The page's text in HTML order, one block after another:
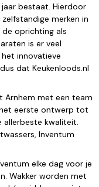
jaar bestaat. Hierdoor
merken in
oprichting als
is er veel
innovatieve
dat Keukenloods.nl
Arnhem met een team
eerste ontwerp tot
kwaliteit.
Inventum
elke dag voor je
Wakker worden met